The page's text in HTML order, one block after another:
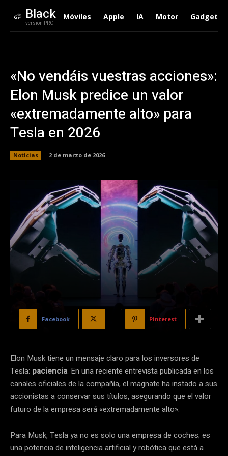
Black
version PRO
Móviles Apple IA Motor Gadgets
«No vendáis vuestras acciones»:
Elon Musk predice un valor
«extremadamente alto» para
Tesla en 2026
Noticias 2 de marzo de 2026
Facebook Pinterest
Elon Musk tiene un mensaje claro para los inversores de
Tesla: paciencia. En una reciente entrevista publicada en los
canales oficiales de la compañía, el magnate ha instado a sus
accionistas a conservar sus títulos, asegurando que el valor
futuro de la empresa será «extremadamente alto».
Para Musk, Tesla ya no es solo una empresa de coches; es
una potencia de inteligencia artificial y robótica que está a